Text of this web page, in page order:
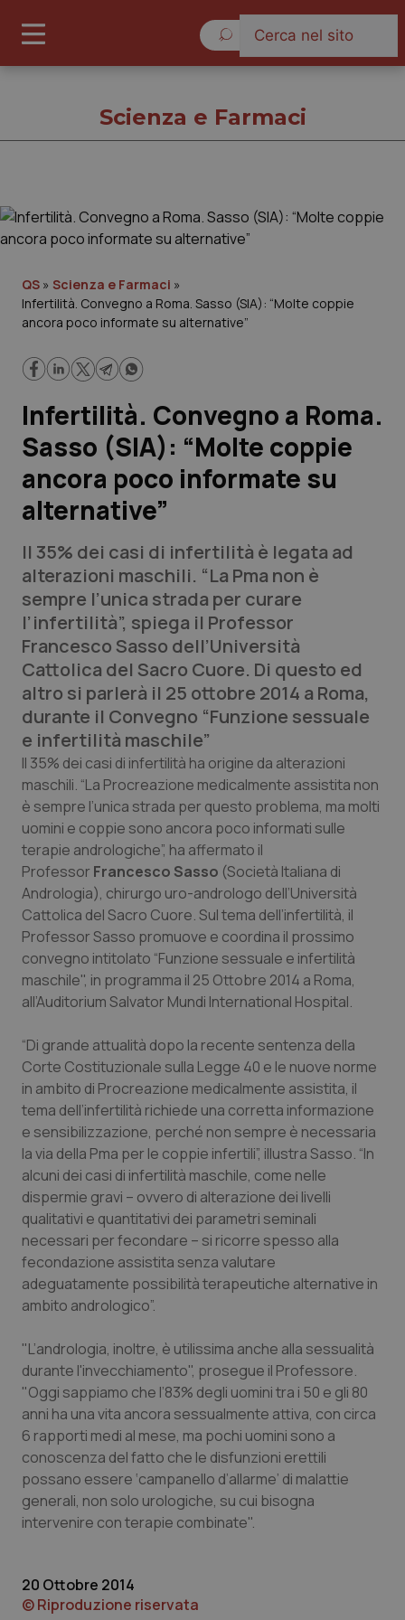
Governo e Parlamento
Regioni e Asl
Lavoro e Professioni
Scienza e Farmaci
Studi e Analisi
Lettere al direttore
Edizioni Regionali
QS Pro
Professionisti Sanitari.AI
Abruzzo
Basilicata
Calabria
Campania
Emilia-Romagna
Friuli Venezia Giulia
Lazio
Liguria
Lombardia
Marche
Molise
Piemonte
Provincia Autonoma di Bolzano
Provincia Autonoma di Trento
Puglia
Sardegna
Sicilia
Toscana
Umbria
QS Pro Gold
Artrite & artrosi
Asma & BPCO
Car-T
Colesterolo & coronaropatie
Dermatite Atopica
Diabete & glucometri
Disturbi dell’umore
Dolore
Donna & Salute
Epatiti
HIV
Infezioni & Febbre
Ipertensione & Scompenso
Malattie rare
Malattia di Crohn & Rettocolite Ulcerosa
Neuroscienze & patologie neurodegenerative
Obesità
Oftalmologia
QS Club Newsletter
Scienza e Farmaci
QS » Scienza e Farmaci »
Infertilità. Convegno a Roma. Sasso (SIA): “Molte coppie
ancora poco informate su alternative”
Infertilità. Convegno a Roma.
Sasso (SIA): “Molte coppie
ancora poco informate su
alternative”
Il 35% dei casi di infertilità è legata ad
alterazioni maschili. “La Pma non è
sempre l’unica strada per curare
l’infertilità”, spiega il Professor
Francesco Sasso dell’Università
Cattolica del Sacro Cuore. Di questo ed
altro si parlerà il 25 ottobre 2014 a Roma,
durante il Convegno “Funzione sessuale
e infertilità maschile”
Il 35% dei casi di infertilità ha origine da alterazioni
maschili. “La Procreazione medicalmente assistita non
è sempre l’unica strada per questo problema, ma molti
uomini e coppie sono ancora poco informati sulle
terapie andrologiche”, ha affermato il
Professor Francesco Sasso (Società Italiana di
Andrologia), chirurgo uro-andrologo dell’Università
Cattolica del Sacro Cuore. Sul tema dell’infertilità, il
Professor Sasso promuove e coordina il prossimo
convegno intitolato “Funzione sessuale e infertilità
maschile", in programma il 25 Ottobre 2014 a Roma,
all’Auditorium Salvator Mundi International Hospital.
“Di grande attualità dopo la recente sentenza della
Corte Costituzionale sulla Legge 40 e le nuove norme
in ambito di Procreazione medicalmente assistita, il
tema dell’infertilità richiede una corretta informazione
e sensibilizzazione, perché non sempre è necessaria
la via della Pma per le coppie infertili”, illustra Sasso. “In
alcuni dei casi di infertilità maschile, come nelle
dispermie gravi – ovvero di alterazione dei livelli
qualitativi e quantitativi dei parametri seminali
necessari per fecondare – si ricorre spesso alla
fecondazione assistita senza valutare
adeguatamente possibilità terapeutiche alternative in
ambito andrologico”.
"L’andrologia, inoltre, è utilissima anche alla sessualità
durante l'invecchiamento", prosegue il Professore.
"Oggi sappiamo che l’83% degli uomini tra i 50 e gli 80
anni ha una vita ancora sessualmente attiva, con circa
6 rapporti medi al mese, ma pochi uomini sono a
conoscenza del fatto che le disfunzioni erettili
possano essere ‘campanello d’allarme’ di malattie
generali, non solo urologiche, su cui bisogna
intervenire con terapie combinate".
20 Ottobre 2014
© Riproduzione riservata